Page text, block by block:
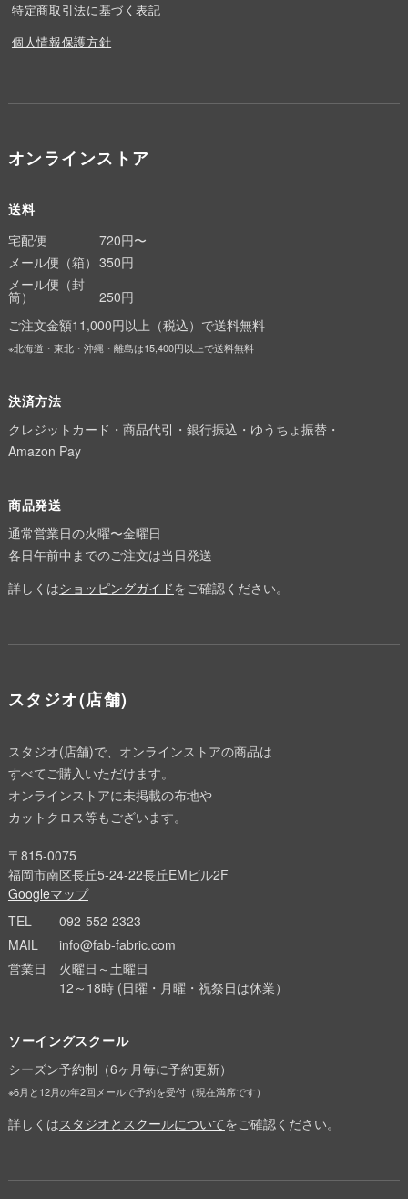
特定商取引法に基づく表記
個人情報保護方針
オンラインストア
送料
宅配便
720円〜
メール便（箱） 350円
メール便（封
筒）
250円
ご注文金額11,000円以上（税込）で送料無料
※北海道・東北・沖縄・離島は15,400円以上で送料無料
決済方法
クレジットカード・商品代引・銀行振込・ゆうちょ振替・
Amazon Pay
商品発送
通常営業日の火曜〜金曜日
各日午前中までのご注文は当日発送
詳しくはショッピングガイドをご確認ください。
スタジオ(店舗)
スタジオ(店舗)で、オンラインストアの商品は
すべてご購入いただけます。
オンラインストアに未掲載の布地や
カットクロス等もございます。
〒815-0075
福岡市南区長丘5-24-22長丘EMビル2F
Googleマップ
TEL
092-552-2323
MAIL
info@fab-fabric.com
営業日
火曜日～土曜日
12～18時 (日曜・月曜・祝祭日は休業）
ソーイングスクール
シーズン予約制（6ヶ月毎に予約更新）
※6月と12月の年2回メールで予約を受付（現在満席です）
詳しくはスタジオとスクールについてをご確認ください。